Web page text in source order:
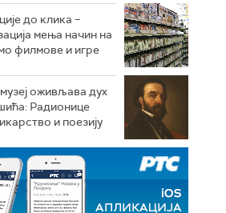
до клика –
мења начин на
филмове и игре
оживљава дух
Радионице
и поезију